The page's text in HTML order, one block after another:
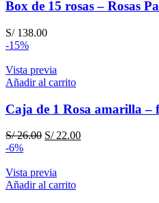
Box de 15 rosas – Rosas
S/138.00
-15%
Vista previa
Añadir al carrito
Caja de 1 Rosa amarilla –
S/26.00 El
era:
S/ 26.00.
S/22.00El
-6%
Vista previa
Añadir al carrito